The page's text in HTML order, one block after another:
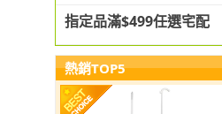
指定品滿$499任選宅配
熱銷TOP5